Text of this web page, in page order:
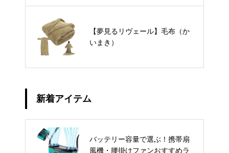
【夢見るリヴェール】毛布（か
いまき）
新着アイテム
バッテリー容量で選ぶ！携帯扇
風機・腰掛けファンおすすめラ